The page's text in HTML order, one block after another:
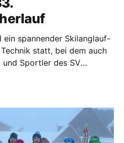
ein spannender Skilanglauf-
statt, bei dem auch
Sportler des SV
Für den SV